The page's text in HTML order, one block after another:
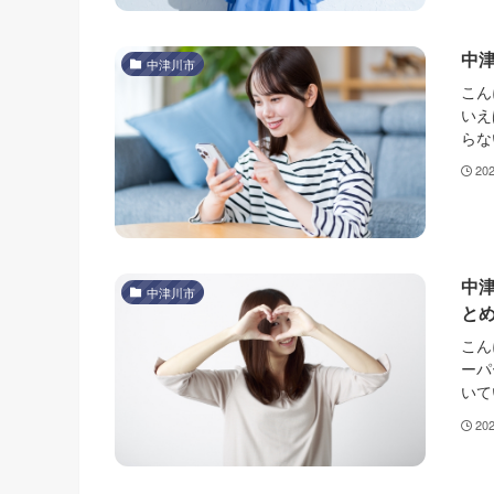
中津川市 中
こ
い
ら
中津川市
中
と
こ
ー
い